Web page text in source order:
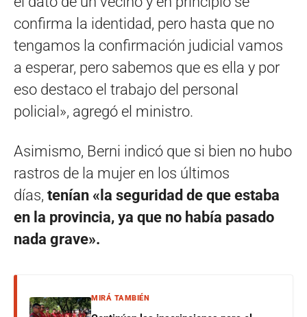
confirma la identidad, pero hasta que no
tengamos la confirmación judicial vamos
a esperar, pero sabemos que es ella y por
eso destaco el trabajo del personal
policial», agregó el ministro.
Asimismo, Berni indicó que si bien no hubo
rastros de la mujer en los últimos
días, tenían «la seguridad de que estaba
en la provincia, ya que no había pasado
nada grave».
MIRÁ TAMBIÉN